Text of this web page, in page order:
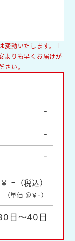
変動いたします。上
よりも早くお届けが
い。
-
-
-
￥ - （税込）
（単価 ＠￥-）
日～40日